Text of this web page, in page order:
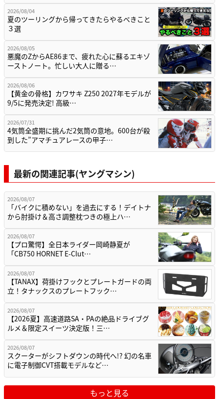
2026/08/04
夏のツーリングから帰ってきたらやるべきこと
３選
2026/08/05
悪魔のZからAE86まで、疲れた心に蘇るエキゾ
ーストノート。忙しい大人に贈る…
2026/08/06
【黄金の骨格】カワサキ Z250 2027年モデルが
9/5に発売決定! 高級…
2026/07/31
4気筒全盛期に挑んだ2気筒の意地。600台が殺
到した”アマチュアレースの甲子…
最新の関連記事(ヤングマシン)
2026/08/07
「バイクに積めない」を過去にする！デイトナ
から肘掛け＆高さ調整枕つきの極上ハ…
2026/08/07
【プロ驚愕】全日本ライダー岡崎静夏が
「CB750 HORNET E-Clut…
2026/08/07
【TANAX】荷掛けフックとプレートガードの両
立！タナックスのプレートフック…
2026/08/07
【2026夏】高速道路SA・PAの絶品ドライブグ
ルメ＆限定スイーツ決定版！三…
2026/08/07
スクーターがシフトダウンの時代へ!? 幻の名車
に電子制御CVT搭載モデルなど…
もっと見る